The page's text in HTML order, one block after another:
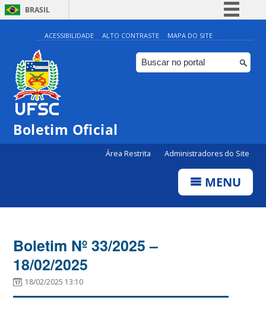
BRASIL
Simplifique!
Comunica BR
Participe
ACESSIBILIDADE ALTO CONTRASTE MAPA DO SITE
Boletim Oficial
Área Restrita Administradores do Site
MENU
Boletim Nº 33/2025 –
18/02/2025
18/02/2025 13:10